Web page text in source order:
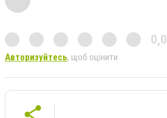
0,0
Авторизуйтесь, щоб оцінити